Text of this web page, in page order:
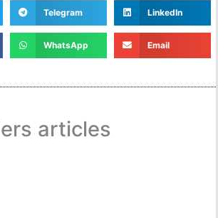
Telegram LinkedIn
WhatsApp Email
articles